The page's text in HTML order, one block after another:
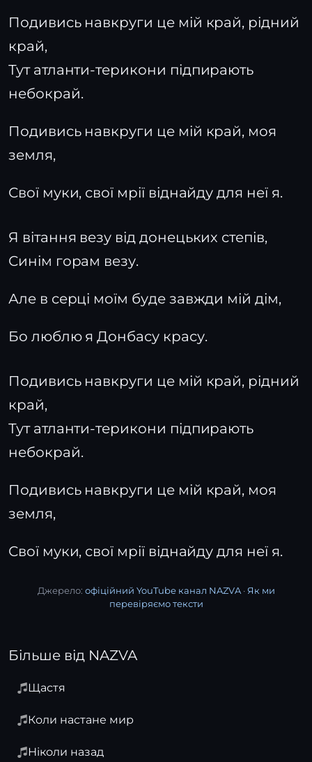
Подивись навкруги це мій край, рідний
край,
Тут атланти-терикони підпирають
небокрай.
Подивись навкруги це мій край, моя
земля,
Свої муки, свої мрії віднайду для неї я.
Я вітання везу від донецьких степів,
Синім горам везу.
Але в серці моїм буде завжди мій дім,
Бо люблю я Донбасу красу.
Подивись навкруги це мій край, рідний
край,
Тут атланти-терикони підпирають
небокрай.
Подивись навкруги це мій край, моя
земля,
Свої муки, свої мрії віднайду для неї я.
Джерело: офіційний YouTube канал NAZVA· Як ми
перевіряємо тексти
Більше від NAZVA
Щастя
Коли настане мир
Ніколи назад